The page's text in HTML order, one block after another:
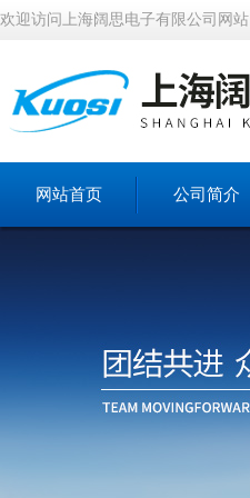
欢迎访问上海阔思电子有限公司网站
网站首页 公司简介